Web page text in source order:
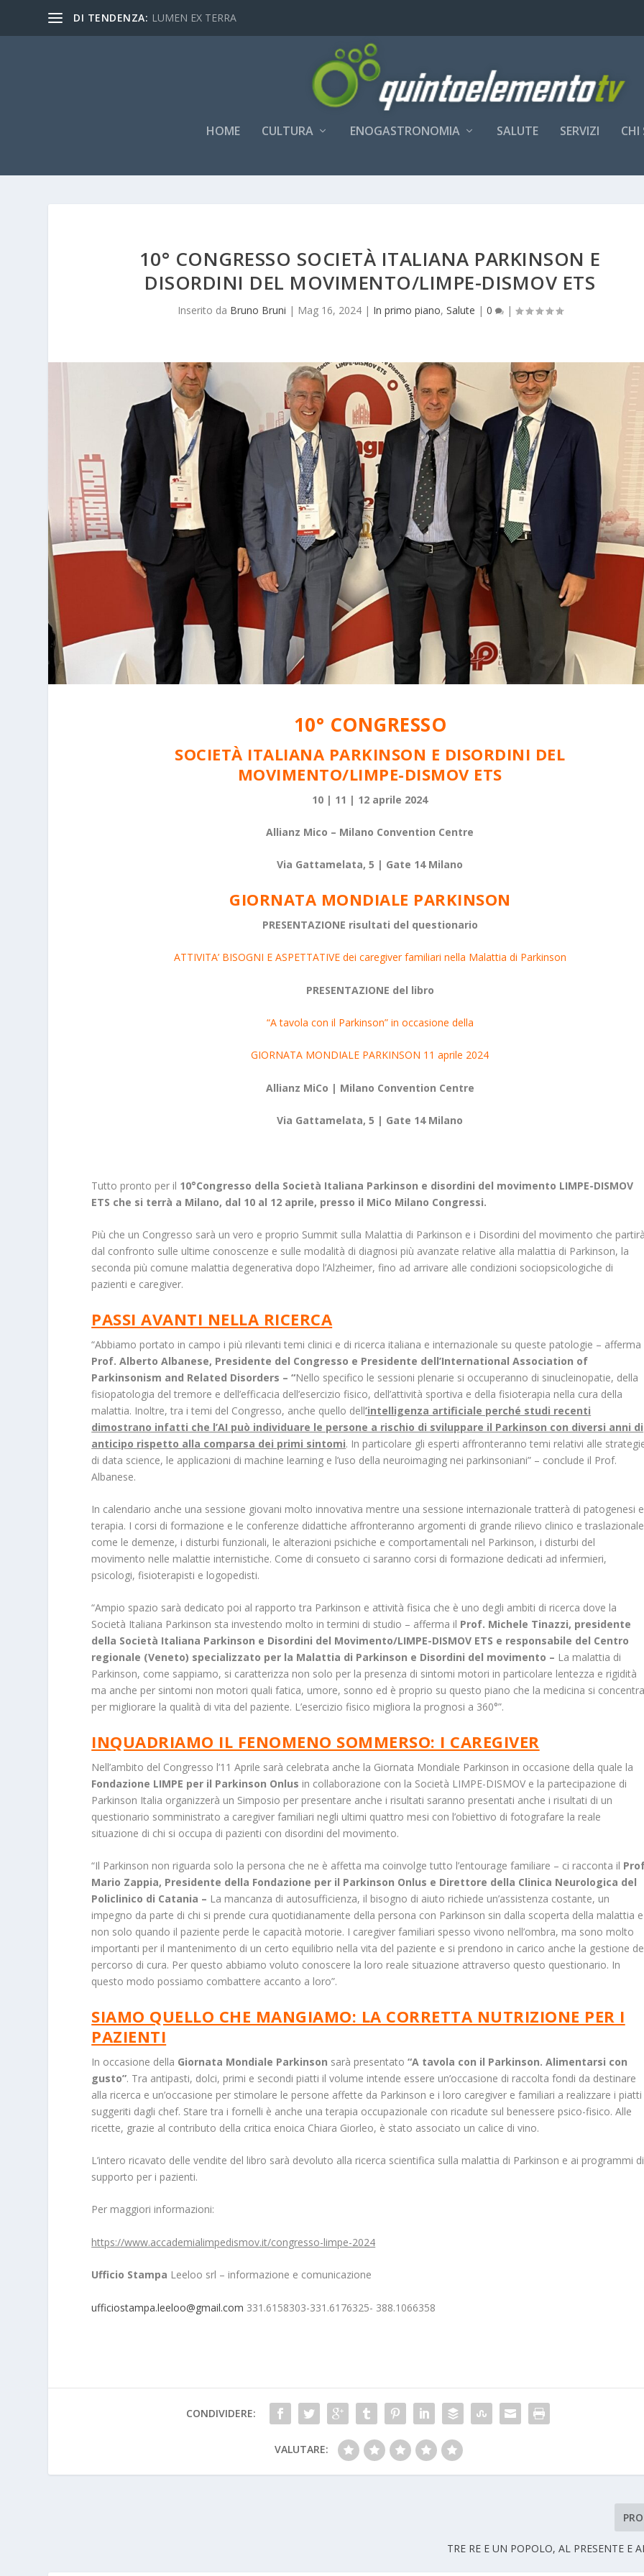
DI TENDENZA: LUMEN EX TERRA
HOME CULTURA ENOGASTRONOMIA SALUTE SERVIZI CHI
10° CONGRESSO SOCIETÀ ITALIANA PARKINSON E
DISORDINI DEL MOVIMENTO/LIMPE-DISMOV ETS
Inserito da Bruno Bruni | Mag 16, 2024| In primo piano, Salute | 0 |
10° CONGRESSO
SOCIETÀ ITALIANA PARKINSON E DISORDINI DEL
MOVIMENTO/LIMPE-DISMOV ETS
10 | 11 | 12 aprile 2024
Allianz Mico – Milano Convention Centre
Via Gattamelata, 5 | Gate 14 Milano
GIORNATA MONDIALE PARKINSON
PRESENTAZIONE risultati del questionario
ATTIVITA’ BISOGNI E ASPETTATIVE dei caregiver familiari nella Malattia di Parkinson
PRESENTAZIONE del libro
“A tavola con il Parkinson” in occasione della
GIORNATA MONDIALE PARKINSON 11 aprile 2024
Allianz MiCo | Milano Convention Centre
Via Gattamelata, 5 | Gate 14 Milano
Tutto pronto per il 10°Congresso della Società Italiana Parkinson e disordini del movimento LIMPE-DISMOV
ETS che si terrà a Milano, dal 10 al 12 aprile, presso il MiCo Milano Congressi.
Più che un Congresso sarà un vero e proprio Summit sulla Malattia di Parkinson e i Disordini del movimento che
dal confronto sulle ultime conoscenze e sulle modalità di diagnosi più avanzate relative alla malattia di Parkinson, la
seconda più comune malattia degenerativa dopo l’Alzheimer, fino ad arrivare alle condizioni sociopsicologiche di
pazienti e caregiver.
PASSI AVANTI NELLA RICERCA
“Abbiamo portato in campo i più rilevanti temi clinici e di ricerca italiana e internazionale su queste patologie – afferma
Prof. Alberto Albanese, Presidente del Congresso e Presidente dell’International Association of
Parkinsonism and Related Disorders – “Nello specifico le sessioni plenarie si occuperanno di sinucleinopatie, della
fisiopatologia del tremore e dell’efficacia dell’esercizio fisico, dell’attività sportiva e della fisioterapia nella cura della
malattia. Inoltre, tra i temi del Congresso, anche quello dell’intelligenza artificiale perché studi recenti
dimostrano infatti che l’AI può individuare le persone a rischio di sviluppare il Parkinson con diversi anni di
anticipo rispetto alla comparsa dei primi sintomi. In particolare gli esperti affronteranno temi relativi alle
di data science, le applicazioni di machine learning e l’uso della neuroimaging nei parkinsoniani” – conclude il Prof.
Albanese.
In calendario anche una sessione giovani molto innovativa mentre una sessione internazionale tratterà di patogenesi e
terapia. I corsi di formazione e le conferenze didattiche affronteranno argomenti di grande rilievo clinico e traslazionale
come le demenze, i disturbi funzionali, le alterazioni psichiche e comportamentali nel Parkinson, i disturbi del
movimento nelle malattie internistiche. Come di consueto ci saranno corsi di formazione dedicati ad infermieri,
psicologi, fisioterapisti e logopedisti.
“Ampio spazio sarà dedicato poi al rapporto tra Parkinson e attività fisica che è uno degli ambiti di ricerca dove la
Società Italiana Parkinson sta investendo molto in termini di studio – afferma il Prof. Michele Tinazzi, presidente
della Società Italiana Parkinson e Disordini del Movimento/LIMPE-DISMOV ETS e responsabile del Centro
regionale (Veneto) specializzato per la Malattia di Parkinson e Disordini del movimento – La malattia di
Parkinson, come sappiamo, si caratterizza non solo per la presenza di sintomi motori in particolare lentezza e rigidità
ma anche per sintomi non motori quali fatica, umore, sonno ed è proprio su questo piano che la medicina si
per migliorare la qualità di vita del paziente. L’esercizio fisico migliora la prognosi a 360°”.
INQUADRIAMO IL FENOMENO SOMMERSO: I CAREGIVER
Nell’ambito del Congresso l’11 Aprile sarà celebrata anche la Giornata Mondiale Parkinson in occasione della quale la
Fondazione LIMPE per il Parkinson Onlus in collaborazione con la Società LIMPE-DISMOV e la partecipazione di
Parkinson Italia organizzerà un Simposio per presentare anche i risultati saranno presentati anche i risultati di un
questionario somministrato a caregiver familiari negli ultimi quattro mesi con l’obiettivo di fotografare la reale
situazione di chi si occupa di pazienti con disordini del movimento.
“Il Parkinson non riguarda solo la persona che ne è affetta ma coinvolge tutto l’entourage familiare – ci racconta il
Mario Zappia, Presidente della Fondazione per il Parkinson Onlus e Direttore della Clinica Neurologica del
Policlinico di Catania – La mancanza di autosufficienza, il bisogno di aiuto richiede un’assistenza costante, un
impegno da parte di chi si prende cura quotidianamente della persona con Parkinson sin dalla scoperta della malattia e
non solo quando il paziente perde le capacità motorie. I caregiver familiari spesso vivono nell’ombra, ma sono molto
importanti per il mantenimento di un certo equilibrio nella vita del paziente e si prendono in carico anche la gestione
percorso di cura. Per questo abbiamo voluto conoscere la loro reale situazione attraverso questo questionario. In
questo modo possiamo combattere accanto a loro”.
SIAMO QUELLO CHE MANGIAMO: LA CORRETTA NUTRIZIONE PER I
PAZIENTI
In occasione della Giornata Mondiale Parkinson sarà presentato“A tavola con il Parkinson. Alimentarsi con
gusto”. Tra antipasti, dolci, primi e secondi piatti il volume intende essere un’occasione di raccolta fondi da destinare
alla ricerca e un’occasione per stimolare le persone affette da Parkinson e i loro caregiver e familiari a realizzare i piatti
suggeriti dagli chef. Stare tra i fornelli è anche una terapia occupazionale con ricadute sul benessere psico-fisico. Alle
ricette, grazie al contributo della critica enoica Chiara Giorleo, è stato associato un calice di vino.
L’intero ricavato delle vendite del libro sarà devoluto alla ricerca scientifica sulla malattia di Parkinson e ai programmi di
supporto per i pazienti.
Per maggiori informazioni:
https://www.accademialimpedismov.it/congresso-limpe-2024
Ufficio Stampa Leeloo srl – informazione e comunicazione
ufficiostampa.leeloo@gmail.com 331.6158303-331.6176325- 388.1066358
CONDIVIDERE:
VALUTARE:
TRE RE E UN POPOLO, AL PRESENTE E